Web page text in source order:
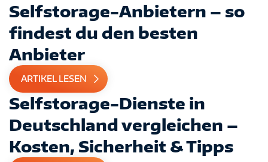
Selfstorage-Anbietern – so
findest du den besten
Anbieter
ARTIKEL LESEN
Selfstorage-Dienste in
Deutschland vergleichen –
Kosten, Sicherheit & Tipps